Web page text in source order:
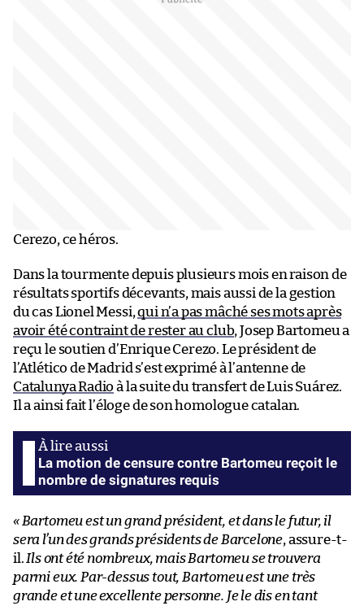
Cerezo, ce héros.
Dans la tourmente depuis plusieurs mois en raison de
résultats sportifs décevants, mais aussi de la gestion
du cas Lionel Messi,qui n’a pas mâché ses mots après
avoir été contraint de rester au club, Josep Bartomeu a
reçu le soutien d’Enrique Cerezo. Le président de
l’Atlético de Madrid s’est exprimé à l’antenne de
Catalunya Radio à la suite du transfert de Luis Suárez.
Il a ainsi fait l’éloge de son homologue catalan.
La motion de censure contre Bartomeu reçoit le
nombre de signatures requis
« Bartomeu est un grand président, et dans le futur, il
sera l’un des grands présidents de Barcelone, assure-t-
il. Ils ont été nombreux, mais Bartomeu se trouvera
parmi eux. Par-dessus tout, Bartomeu est une très
grande et une excellente personne. Je le dis en tant